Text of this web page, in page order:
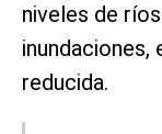
niveles de
inundaciones,
reducida.